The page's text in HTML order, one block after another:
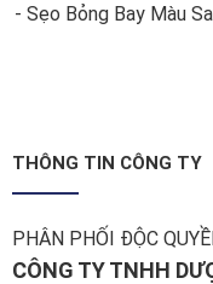
- Sẹo Bỏng Bay Màu
THÔNG TIN CÔNG TY
PHÂN PHỐI ĐỘC
CÔNG TY TNHH